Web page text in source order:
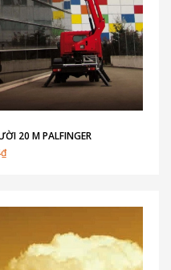
20 M PALFINGER